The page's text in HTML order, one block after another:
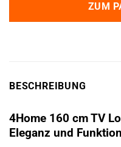
ZUM
BESCHREIBUNG
4Home 160 cm TV
Eleganz und